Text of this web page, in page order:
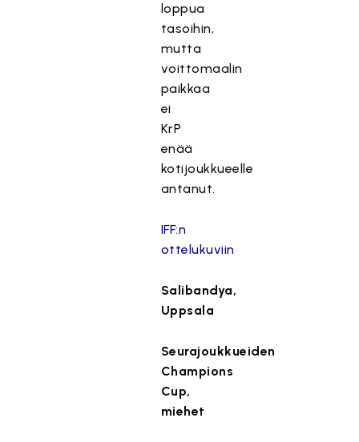
loppua
tasoihin,
mutta
voittomaalin
paikkaa
ei
KrP
enää
kotijoukkueelle
antanut.
IFF:n
ottelukuviin
Salibandya,
Uppsala
Seurajoukkueiden
Champions
Cup,
miehet